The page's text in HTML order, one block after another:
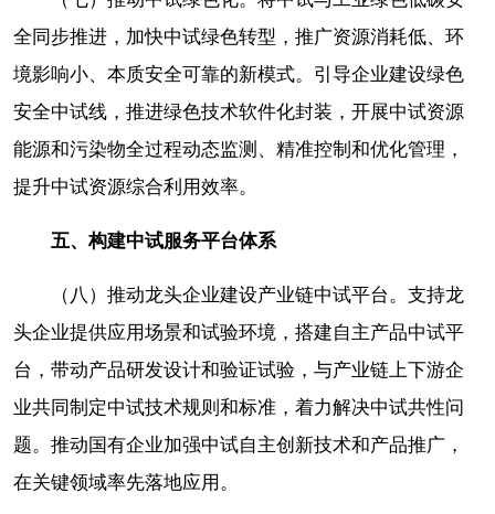
全同步推进，加快中试绿色转型，推广资源消耗低、环
境影响小、本质安全可靠的新模式。引导企业建设绿色
安全中试线，推进绿色技术软件化封装，开展中试资源
能源和污染物全过程动态监测、精准控制和优化管理，
提升中试资源综合利用效率。
五、构建中试服务平台体系
（八）推动龙头企业建设产业链中试平台。支持龙
头企业提供应用场景和试验环境，搭建自主产品中试平
台，带动产品研发设计和验证试验，与产业链上下游企
业共同制定中试技术规则和标准，着力解决中试共性问
题。推动国有企业加强中试自主创新技术和产品推广，
在关键领域率先落地应用。